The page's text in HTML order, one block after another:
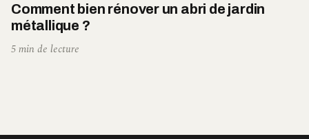
Comment bien rénover un abri de jardin
métallique ?
5 min de lecture